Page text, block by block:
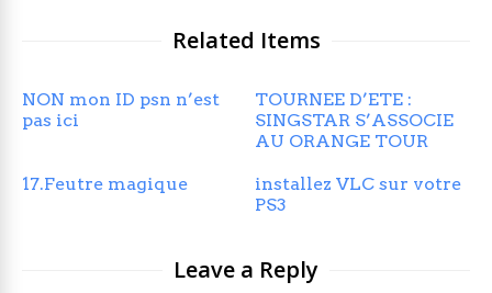
Related Items
NON mon ID psn n’est
pas ici
TOURNEE D’ETE :
SINGSTAR S’ASSOCIE
AU ORANGE TOUR
17.Feutre magique
installez VLC sur votre
PS3
Leave a Reply